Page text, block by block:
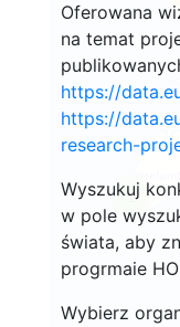
Oferowana
na temat
https://
https://
research-
Wyszukuj
w pole
świata, aby
progrmaie
Wybierz
2